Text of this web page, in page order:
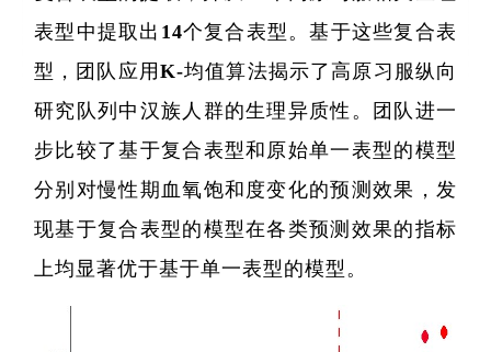
表型中提取出14个复合表型。基于这些复合表
型，团队应用K-均值算法揭示了高原习服纵向
研究队列中汉族人群的生理异质性。团队进一
步比较了基于复合表型和原始单一表型的模型
分别对慢性期血氧饱和度变化的预测效果，发
现基于复合表型的模型在各类预测效果的指标
上均显著优于基于单一表型的模型。